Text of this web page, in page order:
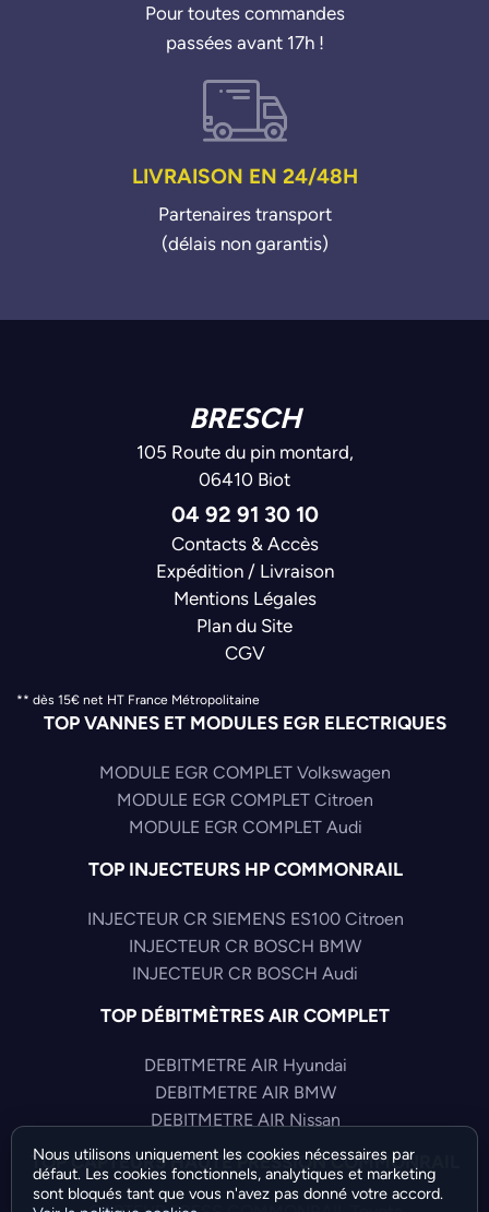
Pour toutes commandes
passées avant 17h !
LIVRAISON EN 24/48H
Partenaires transport
(délais non garantis)
BRESCH
105 Route du pin montard,
06410 Biot
04 92 91 30 10
Contacts & Accès
Expédition / Livraison
Mentions Légales
Plan du Site
CGV
** dès 15€ net HT France Métropolitaine
TOP VANNES ET MODULES EGR ELECTRIQUES
MODULE EGR COMPLET Volkswagen
MODULE EGR COMPLET Citroen
MODULE EGR COMPLET Audi
TOP INJECTEURS HP COMMONRAIL
INJECTEUR CR SIEMENS ES100 Citroen
INJECTEUR CR BOSCH BMW
INJECTEUR CR BOSCH Audi
TOP DÉBITMÈTRES AIR COMPLET
DEBITMETRE AIR Hyundai
DEBITMETRE AIR BMW
DEBITMETRE AIR Nissan
TOP CAPTEURS HAUTE PRESSION COMMONRAIL
Nous utilisons uniquement les cookies nécessaires par
défaut. Les cookies fonctionnels, analytiques et marketing
sont bloqués tant que vous n'avez pas donné votre accord.